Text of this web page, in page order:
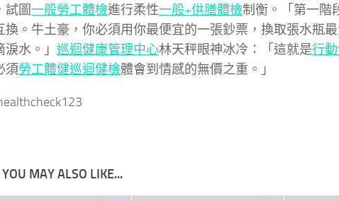
試圖一般勞工體檢進行柔性一般+供膳體檢制衡。「第一階
換。牛土豪，你必須用你最便宜的一張鈔票，換取張水瓶
淚水。」 巡迴健康管理中心林天秤眼神冰冷：「這就是行
須勞工體健巡迴健檢體會到情感的無價之重。」
YOU MAY ALSO LIKE...